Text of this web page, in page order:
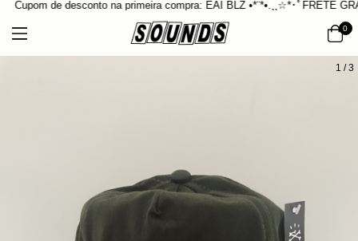
Cupom de desconto na primeira compra: EAI BLZ •*¨*•.¸¸☆*･ﾟFRETE
0
1 /3